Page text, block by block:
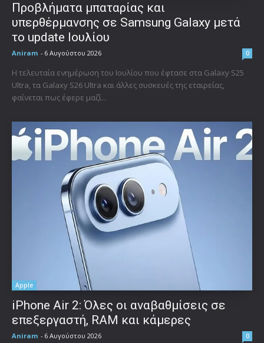
Προβλήματα μπαταρίας και
υπερθέρμανσης σε Samsung Galaxy μετά
το update Ιουλίου
Aniram - 6 Αυγούστου 2026 0
Η τελευταία ενημέρωση του Ιουλίου που έφτασε στα Galaxy S25
Ultra, τα Galaxy S26 Ultra και άλλες συσκευές της εταιρείας,
φαίνεται πως έφερε μαζί...
Apple
iPhone Air 2: Όλες οι αναβαθμίσεις σε
επεξεργαστή, RAM και κάμερες
Aniram - 6 Αυγούστου 2026 0